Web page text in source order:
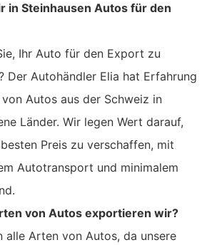
in Steinhausen Autos für den
Ihr Auto für den Export zu
Der Autohändler Elia hat Erfahrung
Autos aus der Schweiz in
Länder. Wir legen Wert darauf,
Preis zu verschaffen, mit
Autotransport und minimalem
von Autos exportieren wir?
alle Arten von Autos, da unsere